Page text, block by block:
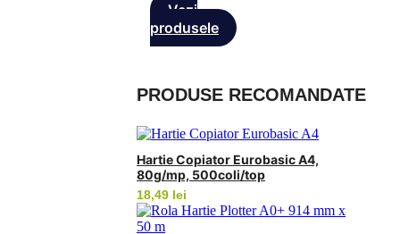
Vezi
produsele
PRODUSE RECOMANDATE
Hartie Copiator Eurobasic A4,
80g/mp, 500coli/top
18,49 lei